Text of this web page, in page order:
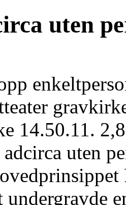
uten
14.50.11.
uten
undergravde